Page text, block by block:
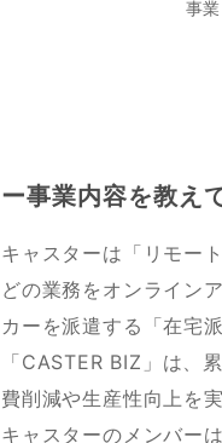
事
ー事業内容を教え
キャスターは「リモー
どの業務をオンライン
カーを派遣する「在宅
「CASTER BIZ」は、
費削減や生産性向上を
キャスターのメンバー